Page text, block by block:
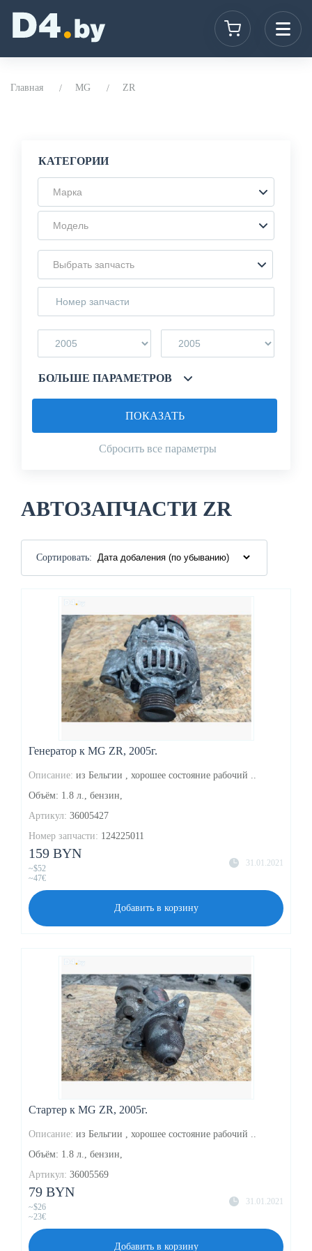
Главная MG ZR
КАТЕГОРИИ
Марка
Модель
Выбрать запчасть
БОЛЬШЕ ПАРАМЕТРОВ
Сбросить все параметры
ПОКАЗАТЬ
АВТОЗАПЧАСТИ ZR
Сортировать:
Генератор к MG ZR, 2005г.
Описание: из Бельгии , хорошее состояние рабочий ..
Объём: 1.8 л., бензин,
Артикул: 36005427
Номер запчасти: 124225011
31.01.2021
159 BYN
~$52
~47€
Добавить в корзину
Стартер к MG ZR, 2005г.
Описание: из Бельгии , хорошее состояние рабочий ..
Объём: 1.8 л., бензин,
Артикул: 36005569
31.01.2021
79 BYN
~$26
~23€
Добавить в корзину